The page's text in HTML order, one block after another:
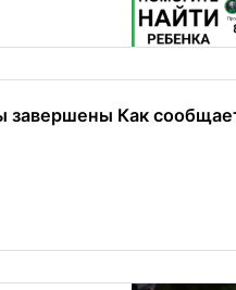
завершены Как